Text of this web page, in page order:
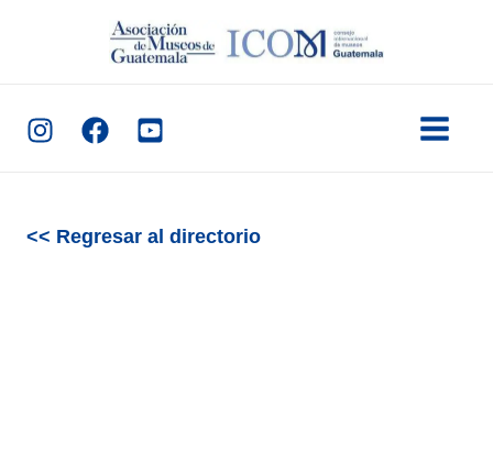
<< Regresar al directorio